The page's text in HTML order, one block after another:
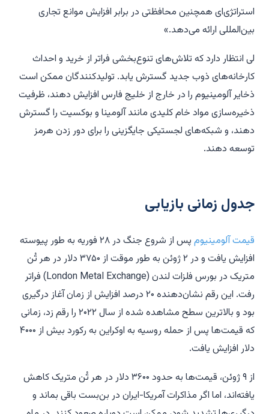
استراتژی‌ای همچنین محافظتی در برابر افزایش موانع تجاری
بین‌المللی ارائه می‌دهد.»
لی انتظار دارد که تلاش‌های تنوع‌بخشی فراتر از خرید و احداث
کارخانه‌های ذوب جدید گسترش یابد. تولیدکنندگان ممکن است
ذخایر آلومینیوم را در خارج از خلیج فارس افزایش دهند، ظرفیت
ذخیره‌سازی مواد خام کلیدی مانند آلومینا و بوکسیت را گسترش
دهند، و شبکه‌های لجستیکی جایگزینی را برای دور زدن هرمز
توسعه دهند.
جدول زمانی بازیابی
قیمت آلومینیوم
پس از شروع جنگ در ۲۸ فوریه به طور پیوسته
افزایش یافت و در ۲ ژوئن به طور موقت از ۳۷۵۰ دلار در هر تُن
متریک در بورس فلزات لندن (London Metal Exchange) فراتر
رفت. این رقم نشان‌دهنده ۲۰ درصد افزایش از زمان آغاز درگیری
بود و بالاترین سطح مشاهده شده از سال ۲۰۲۲ را رقم زد، زمانی
که قیمت‌ها پس از حمله روسیه به اوکراین به رکورد بیش از ۴۰۰۰
دلار افزایش یافت.
از ۹ ژوئن، قیمت‌ها به حدود ۳۶۰۰ دلار در هر تُن متریک کاهش
یافته‌اند، اما اگر مذاکرات آمریکا-ایران در بن‌بست باقی بماند و